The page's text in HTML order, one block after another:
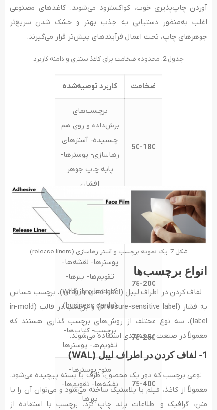
آوردن چاپ‌پذیری خوب، کو‌اکسترود می‌شوند. کاغذهای مصنوعی
اغلب به‌منظور دستیابی به جذب بهتر و خشک شدن سریع‌تر
جوهرهای چاپ، تحت اعمال فرآیندهای بیش‌تر قرار می‌گیرند.
جدول 2. محدوده ضخامت برای کاغذ سنتزی و دامنه کاربرد
ضخامت کاربرد توصیه‌شده
50-180
برچسب‌های
برش‌داده و روی هم
چسبیده- آسترهای
رهاسازی- پوسترها-
پایه چاپ جوهر
افشان
75-100
برچسب‌های
بسته‌بندی‌شده و
قالبی
75-200
پوسترها- نقشه‌ها-
تقویم‌ها- بنرها-
کارت‌های بازرگانی
(business cards)
75-250
برچسب- کتاب‌ها-
تقویم‌ها- پوسترها
75-400
منو- پوسترها-
نقشه‌ها- تقویم‌ها-
بنرها
شکل 7. یک نمونه برچسب و آستر رهاسازی (release liners)
انواع برچسب‌ها
لفاف کردن در اطراف لیبل (Wrap around label)، برچسب حساس
به فشار (pressure-sensitive label) و برچسب در قالب (in-mold
label)، سه نوع مختلف از روش‌های برچسب گذاری هستند که
معمولاً در صنعت بسته‌بندی استفاده می‌شوند.
1- لفاف کردن در اطراف لیبل (WAL)
نوعی برچسب که دور یک محصول، ظرف یا بسته پیچیده می‌شود.
معمولاً از کاغذ، فیلم یا پلاستیک ساخته می‌شود و می‌توان آن را با
متن، گرافیک و اطلاعات برند چاپ کرد. برچسب با استفاده از